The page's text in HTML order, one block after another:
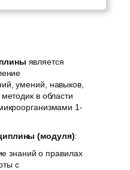
является
умений, навыков,
в области
1-
(модуля):
знаний о правилах
с